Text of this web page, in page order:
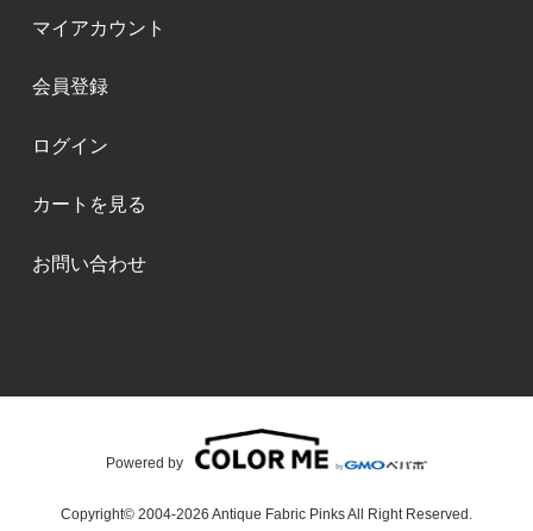
マイアカウント
会員登録
ログイン
カートを見る
お問い合わせ
Copyright© 2004-2026 Antique Fabric Pinks All Right Reserved.
Powered by